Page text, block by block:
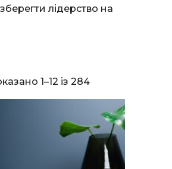
лідерство на
1–12 із 284